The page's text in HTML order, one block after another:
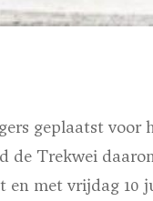
geplaatst
de Trekwei
met vrijdag 10